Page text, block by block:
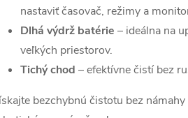
nastaviť časovač, režimy a
Dlhá výdrž batérie – ideálna na
veľkých priestorov.
Tichý chod – efektívne čistí bez
bezchybnú čistotu bez